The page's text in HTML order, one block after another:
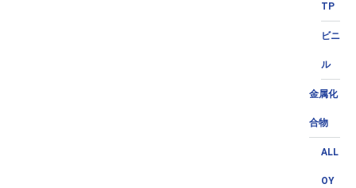
TP
ビニ
ル
金属化
合物
ALL
OY